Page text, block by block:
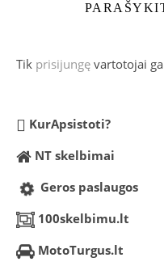
Tik prisijungę vartotojai
KurApsistoti?
NT skelbimai
Geros paslaugos
100skelbimu.lt
MotoTurgus.lt